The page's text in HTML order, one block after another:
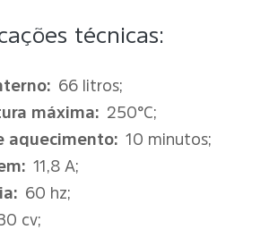
técnicas:
66 litros;
máxima: 250°C;
aquecimento: 10 minutos;
11,8 A;
60 hz;
cv;